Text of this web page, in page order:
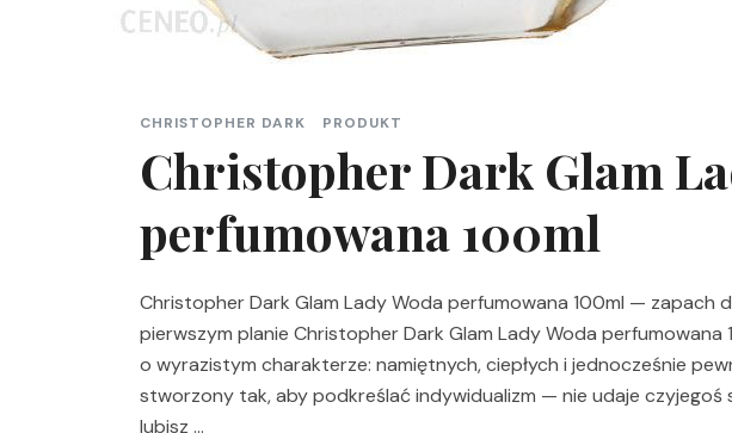
CHRISTOPHER DARK PRODUKT
Christopher Dark Glam
perfumowana 100ml
Christopher Dark Glam Lady Woda perfumowana 100ml — zapach
pierwszym planie Christopher Dark Glam Lady Woda
o wyrazistym charakterze: namiętnych, ciepłych i jednocześnie
stworzony tak, aby podkreślać indywidualizm — nie udaje czyjegoś
lubisz …